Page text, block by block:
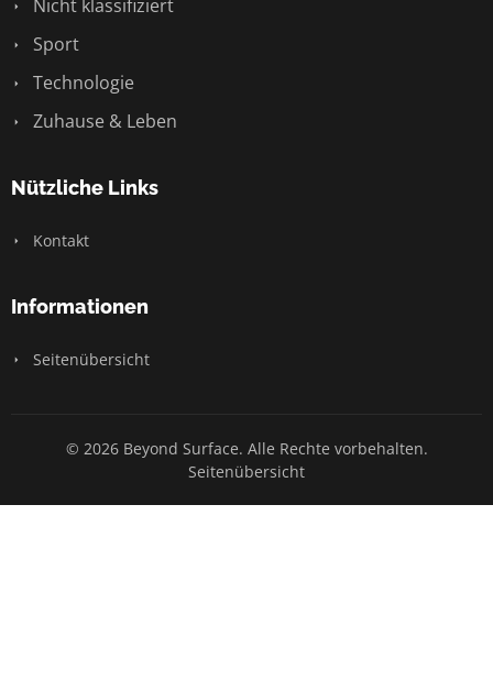
Nicht klassifiziert
Sport
Technologie
Zuhause & Leben
Nützliche Links
Kontakt
Informationen
Seitenübersicht
© 2026 Beyond Surface. Alle Rechte vorbehalten.
Seitenübersicht